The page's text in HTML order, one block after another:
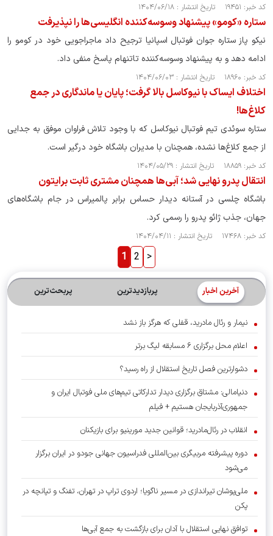
کد خبر: ۱۹۴۵۱ تاریخ انتشار : ۱۴۰۴/۰۶/۱۸
ستاره «کومو» پیشنهاد وسوسه‌کننده انگلیسی‌ها را نپذیرفت
نیکو پاز ستاره جوان فوتبال اسپانیا ترجیح داد ماجراجویی‌ خود در کومو را
ادامه دهد و به پیشنهاد وسوسه‌کننده تاتنهام پاسخ منفی داد.
کد خبر: ۱۸۹۶۰ تاریخ انتشار : ۱۴۰۴/۰۶/۰۳
اختلاف ایساک با نیوکاسل بالا گرفت؛ پایان یا ماندگاری در جمع
کلاغ‌ها!
ستاره سوئدی تیم فوتبال نیوکاسل که با وجود تلاش فراوان موفق به جدایی
از جمع کلاغ‌ها نشده، همچنان با مدیران باشگاه خود درگیر است.
کد خبر: ۱۸۸۵۹ تاریخ انتشار : ۱۴۰۴/۰۵/۲۹
انتقال پدرو نهایی شد؛ آبی‌ها همچنان مشتری ثابت برایتون
باشگاه چلسی در آستانه دیدار حساس برابر پالمیراس در جام باشگاه‌های
جهان، جذب ژائو پدرو را رسمی کرد.
کد خبر: ۱۷۴۶۸ تاریخ انتشار : ۱۴۰۴/۰۴/۱۱
1 2 >
آخرین اخبار پربازدیدترین پربحث‌ترین‌
نیمار و رئال مادرید، قفلی که هرگز باز نشد
اعلام محل برگزاری ۶ مسابقه لیگ برتر
دشوارترین فصل تاریخ استقلال از راه رسید؟
دنیامالی: مشتاق برگزاری دیدار تدارکاتی تیم‌های ملی فوتبال ایران و
جمهوری‌آذربایجان هستیم + فیلم
انقلاب در رئال‌مادرید؛ قوانین جدید مورینیو برای بازیکنان
دوره پیشرفته مربیگری بین‌المللی فدراسیون جهانی جودو در ایران برگزار
می‌شود
ملی‌پوشان تیراندازی در مسیر ناگویا؛ اردوی تراپ در تهران، تفنگ و تپانچه در
پکن
توافق نهایی استقلال با آدان برای بازگشت به جمع آبی‌ها